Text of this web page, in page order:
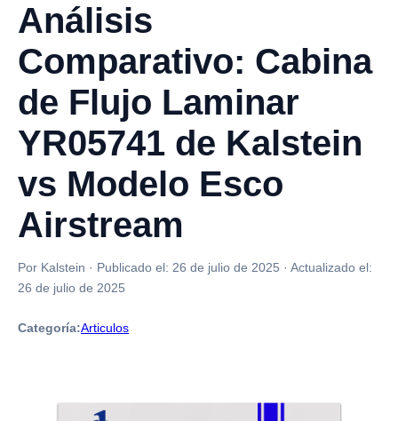
Análisis
Comparativo: Cabina
de Flujo Laminar
YR05741 de Kalstein
vs Modelo Esco
Airstream
Por Kalstein · Publicado el: 26 de julio de 2025 · Actualizado el:
26 de julio de 2025
Categoría:Articulos